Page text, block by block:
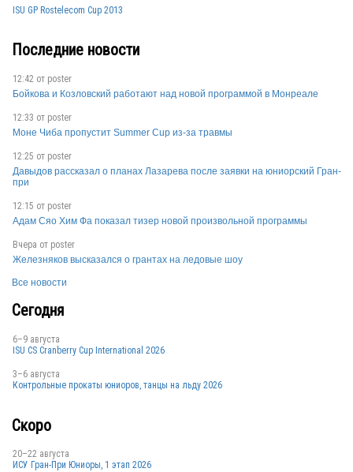
CHN
CHN
USA
USA
RUS
ISU GP Rostelecom Cup 2013
Последние новости
12:42 от poster
Бойкова и Козловский работают над новой программой в Монреале
12:33 от poster
Моне Чиба пропустит Summer Cup из-за травмы
12:25 от poster
Давыдов рассказал о планах Лазарева после заявки на юниорский Гран-
при
12:15 от poster
Адам Сяо Хим Фа показал тизер новой произвольной программы
Вчера от poster
Железняков высказался о грантах на ледовые шоу
Все новости
Сегодня
6–9 августа
ISU CS Cranberry Cup International 2026
3–6 августа
Контрольные прокаты юниоров, танцы на льду 2026
Скоро
20–22 августа
ИСУ Гран-При Юниоры, 1 этап 2026